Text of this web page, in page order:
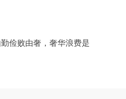
俭败由奢，奢华浪费是